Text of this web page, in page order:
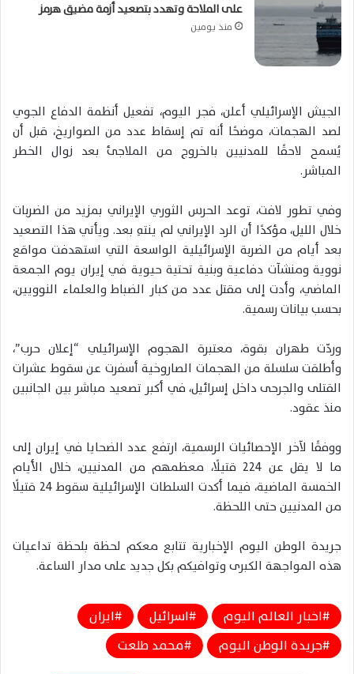
على الملاحة وتهدد بتصعيد أزمة مضيق هرمز
منذ يومين
الجيش الإسرائيلي أعلن، فجر اليوم، تفعيل أنظمة الدفاع الجوي
لصد الهجمات، موضحًا أنه تم إسقاط عدد من الصواريخ، قبل أن
يُسمح لاحقًا للمدنيين بالخروج من الملاجئ بعد زوال الخطر
المباشر.
وفي تطور لافت، توعد الحرس الثوري الإيراني بمزيد من الضربات
خلال الليل، مؤكدًا أن الرد الإيراني لم ينتهِ بعد. ويأتي هذا التصعيد
بعد أيام من الضربة الإسرائيلية الواسعة التي استهدفت مواقع
نووية ومنشآت دفاعية وبنية تحتية حيوية في إيران يوم الجمعة
الماضي، وأدت إلى مقتل عدد من كبار الضباط والعلماء النوويين،
بحسب بيانات رسمية.
وردّت طهران بقوة، معتبرة الهجوم الإسرائيلي “إعلان حرب”،
وأطلقت سلسلة من الهجمات الصاروخية أسفرت عن سقوط عشرات
القتلى والجرحى داخل إسرائيل، في أكبر تصعيد مباشر بين الجانبين
منذ عقود.
ووفقًا لآخر الإحصائيات الرسمية، ارتفع عدد الضحايا في إيران إلى
ما لا يقل عن 224 قتيلًا، معظمهم من المدنيين، خلال الأيام
الخمسة الماضية، فيما أكدت السلطات الإسرائيلية سقوط 24 قتيلًا
من المدنيين حتى اللحظة.
جريدة الوطن اليوم الإخبارية تتابع معكم لحظة بلحظة تداعيات
هذه المواجهة الكبرى وتوافيكم بكل جديد على مدار الساعة.
اخبار العالم اليوم اسرائيل
ايران
جريدة الوطن اليوم
محمد طلعت